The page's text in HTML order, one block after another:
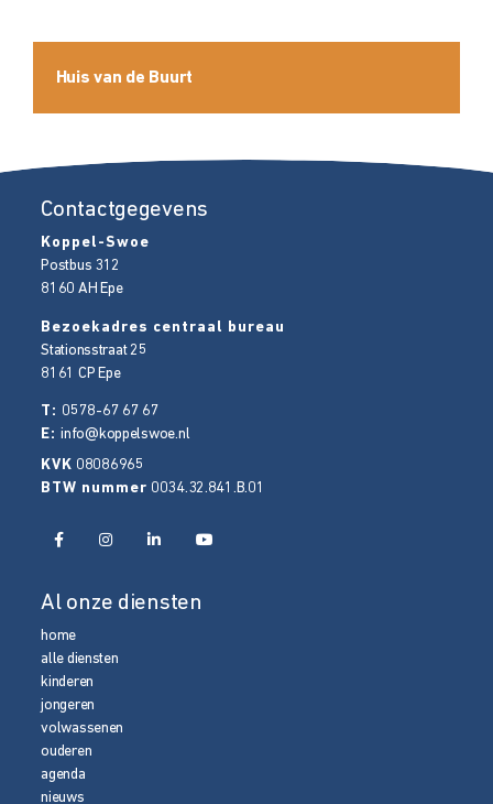
Huis van de Buurt
Contactgegevens
Koppel-Swoe
Postbus 312
8160 AH Epe
Bezoekadres centraal bureau
Stationsstraat 25
8161 CP Epe
T: 0578-67 67 67
E:info@koppelswoe.nl
KVK 08086965
BTW nummer 0034.32.841.B.01
Al onze diensten
home
alle diensten
kinderen
jongeren
volwassenen
ouderen
agenda
nieuws